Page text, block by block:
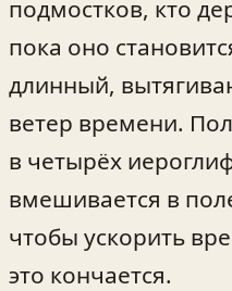
подмостков, кто
пока оно
длинный,
ветер времени.
в четырёх
вмешивается в
чтобы ускорить
это кончается.